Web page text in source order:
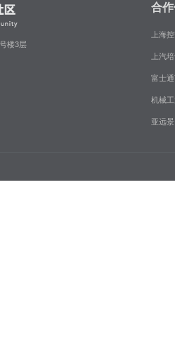
楼3层
合
上海
上汽
富士
机械
亚远景